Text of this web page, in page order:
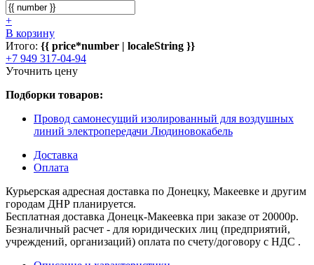
+
В корзину
Итого: {{ price*number | localeString }}
+7 949 317-04-94
Уточнить цену
Подборки товаров:
Провод самонесущий изолированный для воздушных
линий электропередачи Людиновокабель
Доставка
Оплата
Курьерская адресная доставка по Донецку, Макеевке и другим
городам ДНР планируется.
Бесплатная доставка Донецк-Макеевка при заказе от 20000р.
Безналичный расчет - для юридических лиц (предприятий,
учреждений, организаций) оплата по счету/договору с НДС .